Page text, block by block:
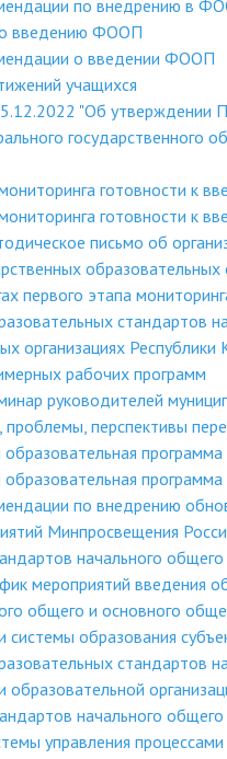
по внедрению в
введению ФООП
о введении ФООП
учащихся
"Об утверждении
государственного
готовности к
готовности к
письмо об
первого этапа
стандартов
организациях
рабочих программ
руководителей
проблемы, перспективы
по внедрению
Минпросвещения
начального
мероприятий введения
общего и основного
системы образования
стандартов
образовательной
начального
управления